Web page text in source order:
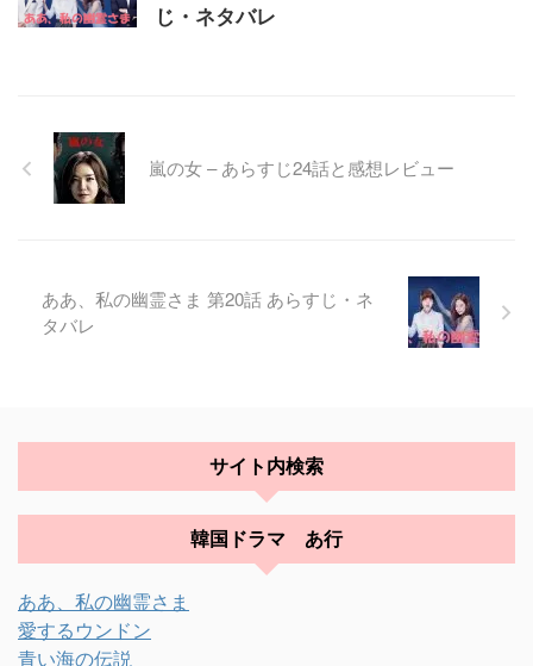
じ・ネタバレ
嵐の女 – あらすじ24話と感想レビュー
ああ、私の幽霊さま 第20話 あらすじ・ネ
タバレ
サイト内検索
韓国ドラマ あ行
ああ、私の幽霊さま
愛するウンドン
青い海の伝説